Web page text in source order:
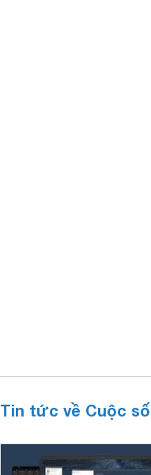
Tin tức về Cuộc